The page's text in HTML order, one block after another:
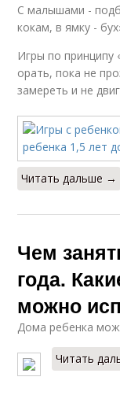
С малышами -
кокам, в ямку -
Игры по принципу
орать, пока не
замереть и не
Читать дальше →
Чем
года.
можно
Дома ребенка
Читать